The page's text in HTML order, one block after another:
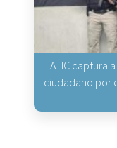
ATIC captura
ciudadano por